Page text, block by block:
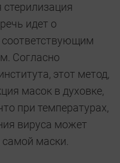
идет о
соответствующим
Согласно
этот метод,
масок в духовке,
при температурах,
вируса может
маски.